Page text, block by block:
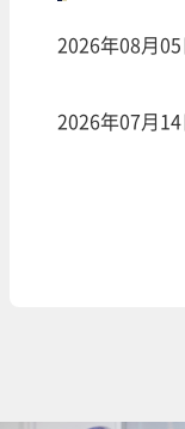
2026年08月05
2026年07月14